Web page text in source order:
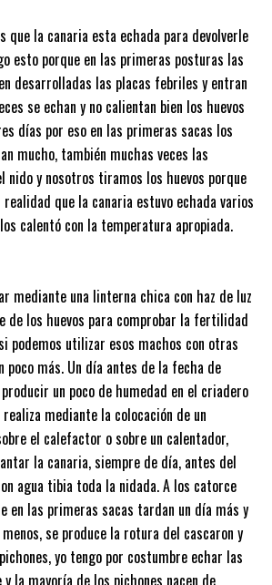
que la canaria esta echada para devolverle
esto porque en las primeras posturas las
desarrolladas las placas febriles y entran
se echan y no calientan bien los huevos
días por eso en las primeras sacas los
mucho, también muchas veces las
nido y nosotros tiramos los huevos porque
realidad que la canaria estuvo echada varios
calentó con la temperatura apropiada.
mediante una linterna chica con haz de luz
de los huevos para comprobar la fertilidad
podemos utilizar esos machos con otras
poco más. Un día antes de la fecha de
un poco de humedad en el criadero
mediante la colocación de un
el calefactor o sobre un calentador,
la canaria, siempre de día, antes del
agua tibia toda la nidada. A los catorce
en las primeras sacas tardan un día más y
se produce la rotura del cascaron y
yo tengo por costumbre echar las
la mayoría de los pichones nacen de